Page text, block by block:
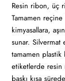
Resin ribon, üç
Tamamen
kimyasallara,
sunar.
tamamen plastik
etiketlerde resin
baskı kısa